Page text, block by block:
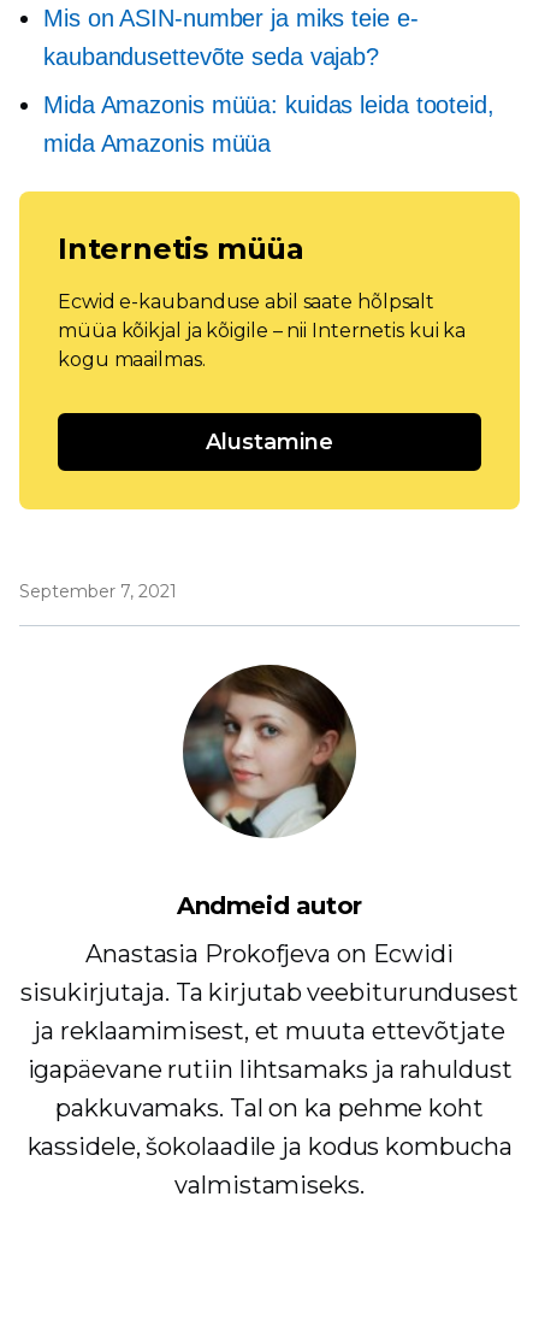
Mis on ASIN-number ja miks teie e-
kaubandusettevõte seda vajab?
Mida Amazonis müüa: kuidas leida tooteid,
mida Amazonis müüa
Internetis müüa
Ecwid e-kaubanduse abil saate hõlpsalt
müüa kõikjal ja kõigile – nii Internetis kui ka
kogu maailmas.
Alustamine
September 7, 2021
Andmeid autor
Anastasia Prokofjeva on Ecwidi
sisukirjutaja. Ta kirjutab veebiturundusest
ja reklaamimisest, et muuta ettevõtjate
igapäevane rutiin lihtsamaks ja rahuldust
pakkuvamaks. Tal on ka pehme koht
kassidele, šokolaadile ja kodus kombucha
valmistamiseks.